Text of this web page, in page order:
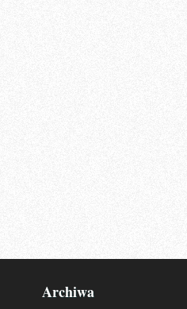
Archiwa